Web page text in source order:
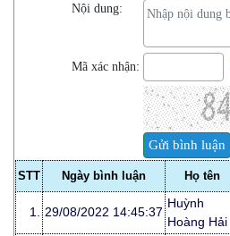
Nội dung:
Mã xác nhận:
STT Ngày bình luận Họ tên
1. 29/08/2022 14:45:37
Huỳnh
Hoàng Hải